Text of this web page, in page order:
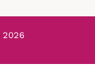
2026